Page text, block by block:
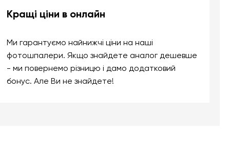
Кращі ціни в онлайн
Ми гарантуємо найнижчі ціни на наші
фотошпалери. Якщо знайдете аналог дешевше
- ми повернемо різницю і дамо додатковий
бонус. Але Ви не знайдете!